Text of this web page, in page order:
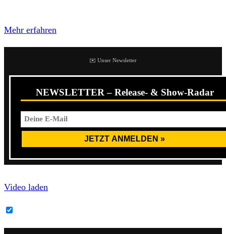
Mehr erfahren
✉️ Unser Newsletter
NEWSLETTER – Release- & Show-Radar
Video laden